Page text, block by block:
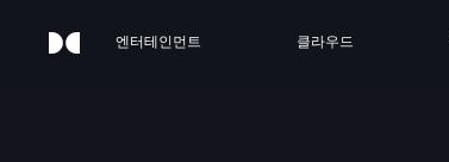
엔터테인먼트 클라우드